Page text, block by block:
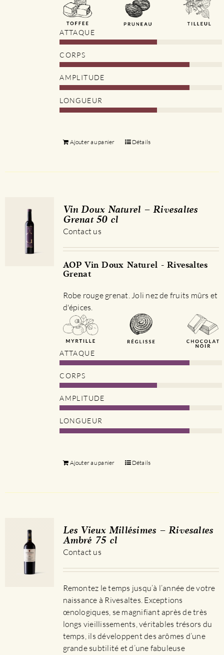
ATTAQUE
CORPS
AMPLITUDE
LONGUEUR
Ajouter au panier Détails
Vin Doux Naturel – Rivesaltes
Grenat 50 cl
Contact us
AOP Vin Doux Naturel - Rivesaltes
Grenat
Robe rouge grenat. Joli nez de fruits mûrs et
d'épices.
ATTAQUE
CORPS
AMPLITUDE
LONGUEUR
Ajouter au panier Détails
Les Vieux Millésimes – Rivesaltes
Ambré 75 cl
Contact us
Remontez le temps jusqu’à l’année de votre
naissance à Rivesaltes. Exceptions
œnologiques, se magnifiant après de très
longs vieillissements, véritables trésors du
temps, ils développent des arômes d’une
grande subtilité et d’une fabuleuse